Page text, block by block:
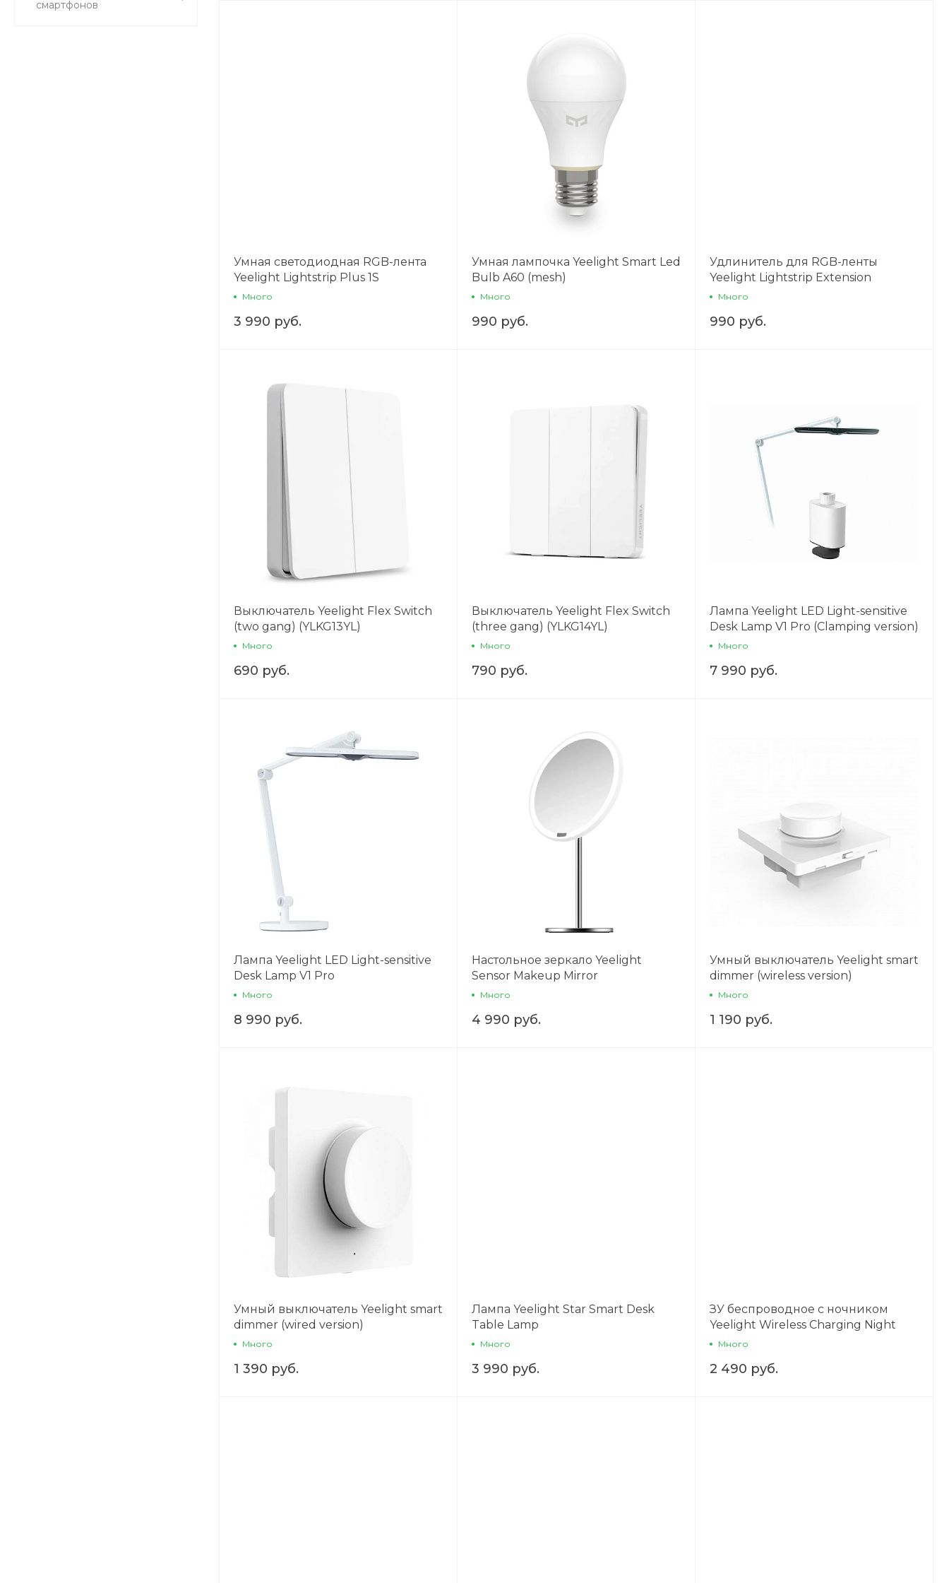
раз в 2 недели
смартфонов
Умная светодиодная RGB-лента
Yeelight Lightstrip Plus 1S
Много
3 990 руб.
Умная лампочка Yeelight Smart Led
Bulb A60 (mesh)
Много
990 руб.
Удлинитель для RGB-ленты
Yeelight Lightstrip Extension
Много
990 руб.
Выключатель Yeelight Flex Switch
(two gang) (YLKG13YL)
Много
690 руб.
Выключатель Yeelight Flex Switch
(three gang) (YLKG14YL)
Много
790 руб.
Лампа Yeelight LED Light-sensitive
Desk Lamp V1 Pro (Clamping version)
Много
7 990 руб.
Лампа Yeelight LED Light-sensitive
Desk Lamp V1 Pro
Много
8 990 руб.
Настольное зеркало Yeelight
Sensor Makeup Mirror
Много
4 990 руб.
Умный выключатель Yeelight smart
dimmer (wireless version)
Много
1 190 руб.
Умный выключатель Yeelight smart
dimmer (wired version)
Много
1 390 руб.
Лампа Yeelight Star Smart Desk
Table Lamp
Много
3 990 руб.
ЗУ беспроводное с ночником
Yeelight Wireless Charging Night
Light (10W)
Много
2 490 руб.